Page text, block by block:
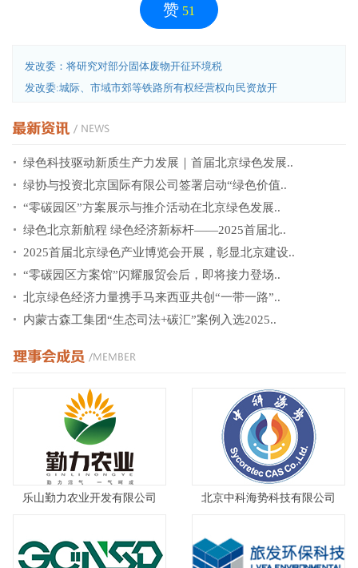
赞 51
发改委：将研究对部分固体废物开征环境税
发改委:城际、市域市郊等铁路所有权经营权向民资放开
绿色科技驱动新质生产力发展｜首届北京绿色发展..
绿协与投资北京国际有限公司签署启动“绿色价值..
“零碳园区”方案展示与推介活动在北京绿色发展..
绿色北京新航程 绿色经济新标杆——2025首届北..
2025首届北京绿色产业博览会开展，彰显北京建设..
“零碳园区方案馆”闪耀服贸会后，即将接力登场..
北京绿色经济力量携手马来西亚共创“一带一路”..
内蒙古森工集团“生态司法+碳汇”案例入选2025..
乐山勤力农业开发有限公司 北京中科海势科技有限公司